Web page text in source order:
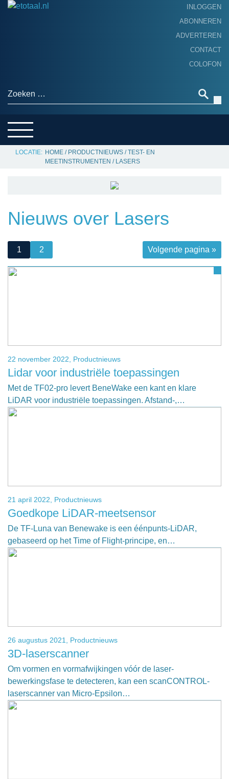
INLOGGEN
ABONNEREN
ADVERTEREN
CONTACT
COLOFON
Zoeken naar:
SERVICE
HOME / PRODUCTNIEUWS /TEST- EN
MEETINSTRUMENTEN / LASERS
Nieuws over Lasers
1 2 Volgende pagina »
22 november 2022, Productnieuws
Lidar voor industriële toepassingen
Met de TF02-pro levert BeneWake een kant en klare
LiDAR voor industriële toepassingen. Afstand-,…
21 april 2022, Productnieuws
Goedkope LiDAR-meetsensor
De TF-Luna van Benewake is een éénpunts-LiDAR,
gebaseerd op het Time of Flight-principe, en…
26 augustus 2021, Productnieuws
3D-laserscanner
Om vormen en vormafwijkingen vóór de laser-
bewerkingsfase te detecteren, kan een scanCONTROL-
laserscanner van Micro-Epsilon…